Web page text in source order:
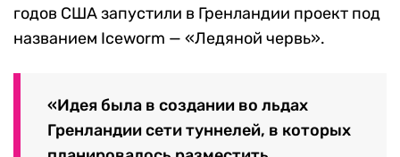
годов США запустили в Гренландии проект под
названием Iceworm — «Ледяной червь».
«Идея была в создании во льдах
Гренландии сети туннелей, в которых